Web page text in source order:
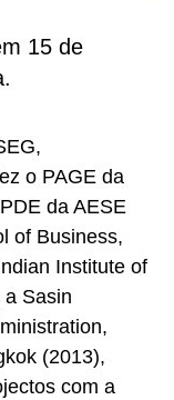
15 de
o PAGE da
da AESE
of Business,
Institute of
a Sasin
(2013),
com a